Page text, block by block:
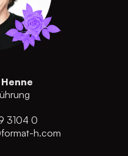
3104 0
h.com